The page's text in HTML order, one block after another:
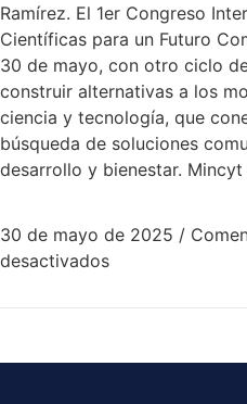
Ramírez. El 1er Congreso
Científicas para un Futuro
30 de mayo, con otro ciclo
construir alternativas a los
ciencia y tecnología, que
búsqueda de soluciones
desarrollo y bienestar.
30 de mayo de 2025 /
desactivados